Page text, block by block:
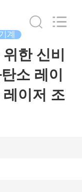
계
한 신비
소 레이
이저 조